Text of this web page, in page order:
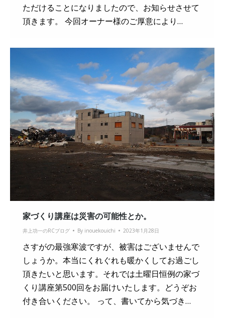
ただけることになりましたので、お知らせさせて
頂きます。 今回オーナー様のご厚意により…
家づくり講座は災害の可能性とか。
井上功一のRCブログ By inouekouichi 2023年1月28日
さすがの最強寒波ですが、被害はございませんで
しょうか。本当にくれぐれも暖かくしてお過ごし
頂きたいと思います。それでは土曜日恒例の家づ
くり講座第500回をお届けいたします。どうぞお
付き合いください。 って、書いてから気づき…